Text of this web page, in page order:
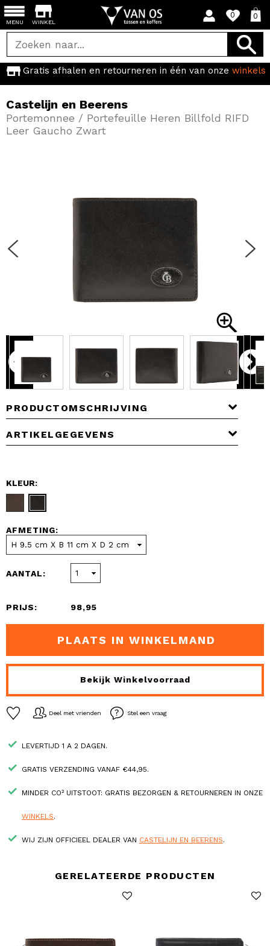
WINKEL
0 0
Gratis afhalen en retourneren in één van onze winkels
MENU
PRODUCTOMSCHRIJVING
ARTIKELGEGEVENS
Castelijn en Beerens
Portemonnee / Portefeuille Heren Billfold RIFD
Leer Gaucho Zwart
KLEUR:
AFMETING:
AANTAL:
PRIJS: 98,95
PLAATS IN WINKELMAND
Bekijk Winkelvoorraad
Deel met vrienden Stel een vraag
LEVERTIJD 1 A 2 DAGEN.
GRATIS VERZENDING VANAF €44,95.
MINDER CO² UITSTOOT: GRATIS BEZORGEN & RETOURNEREN IN ONZE
WINKELS.
WIJ ZIJN OFFICIEEL DEALER VAN CASTELIJN EN BEERENS.
GERELATEERDE PRODUCTEN